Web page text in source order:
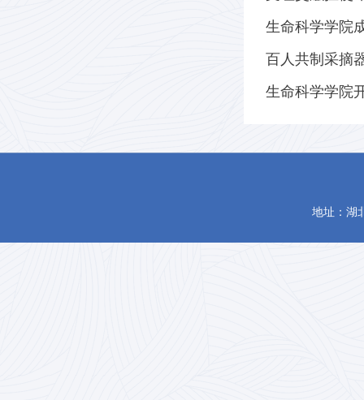
生命科学学院
百人共制采摘
生命科学学院
地址：湖